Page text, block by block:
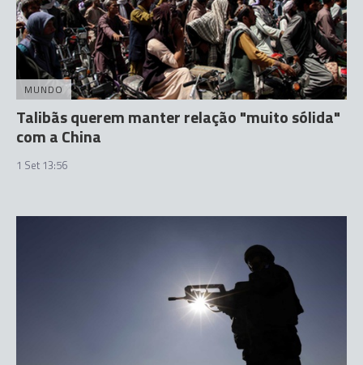
MUNDO
Talibãs querem manter relação "muito sólida"
com a China
1 Set 13:56